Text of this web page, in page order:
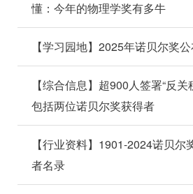
懂：今年的物理学奖有多牛
【学习园地】2025年诺贝尔奖
【综合信息】超900人签署“反关
包括两位诺贝尔奖获得者
【行业资料】1901-2024诺贝尔
者名录